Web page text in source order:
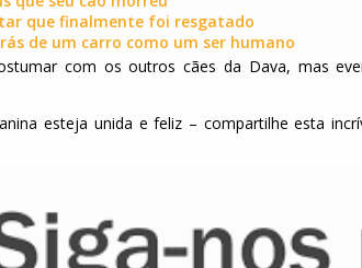
que finalmente foi resgatado
de um carro como um ser humano
com os outros cães da Dava, mas
esteja unida e feliz – compartilhe esta